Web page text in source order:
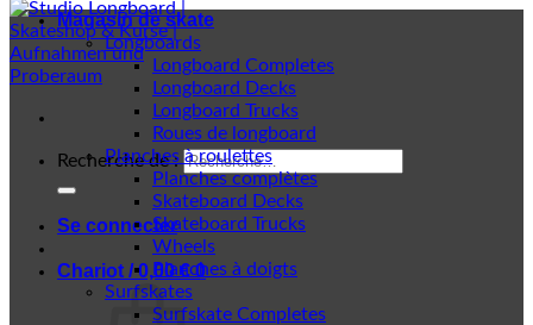
Recherche de :
Se connecter
Chariot /0,00€ 0
Magasin de skate
Longboards
Longboard Completes
Longboard Decks
Longboard Trucks
Roues de longboard
Planches à roulettes
Planches complètes
Skateboard Decks
Skateboard Trucks
Wheels
Planches à doigts
Surfskates
Surfskate Completes